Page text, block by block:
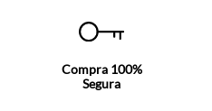
Compra 100%
Segura